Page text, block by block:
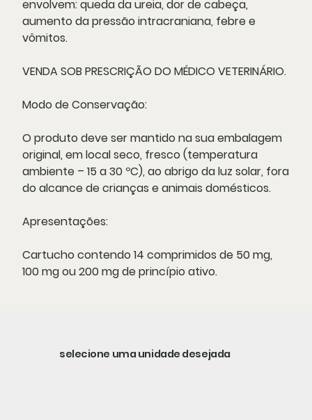
envolvem: queda da ureia, dor de cabeça,
aumento da pressão intracraniana, febre e
vômitos.
VENDA SOB PRESCRIÇÃO DO MÉDICO VETERINÁRIO.
Modo de Conservação:
O produto deve ser mantido na sua embalagem
original, em local seco, fresco (temperatura
ambiente – 15 a 30 ºC), ao abrigo da luz solar, fora
do alcance de crianças e animais domésticos.
Apresentações:
Cartucho contendo 14 comprimidos de 50 mg,
100 mg ou 200 mg de princípio ativo.
selecione uma unidade desejada